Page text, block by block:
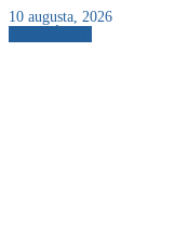
10 augusta, 2026